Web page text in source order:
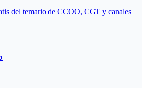
del temario de CCOO, CGT y canales